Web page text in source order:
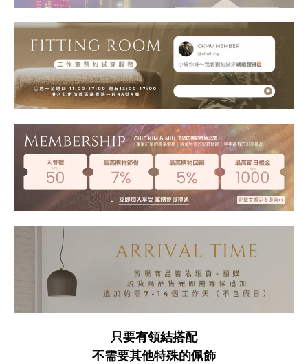
只要有領結搭配
不需要其他特殊的佩飾